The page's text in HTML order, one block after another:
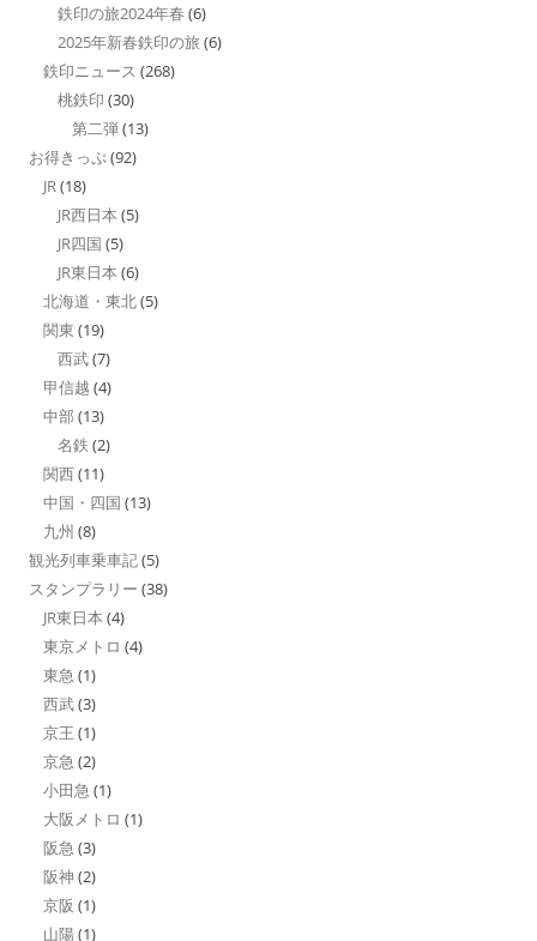
鉄印の旅2024年春 (6)
2025年新春鉄印の旅 (6)
鉄印ニュース (268)
桃鉄印 (30)
第二弾(13)
お得きっぷ(92)
JR(18)
JR西日本 (5)
JR四国 (5)
JR東日本 (6)
北海道・東北(5)
関東 (19)
西武(7)
甲信越 (4)
中部 (13)
名鉄 (2)
関西(11)
中国・四国 (13)
九州 (8)
観光列車乗車記(5)
スタンプラリー (38)
JR東日本 (4)
東京メトロ (4)
東急 (1)
西武(3)
京王 (1)
京急 (2)
小田急 (1)
大阪メトロ (1)
阪急 (3)
阪神 (2)
京阪 (1)
山陽 (1)